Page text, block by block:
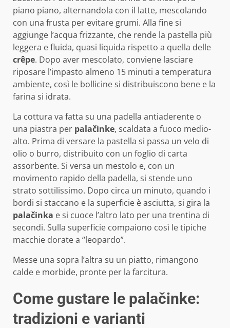
piano piano, alternandola con il latte, mescolando
con una frusta per evitare grumi. Alla fine si
aggiunge l’acqua frizzante, che rende la pastella più
leggera e fluida, quasi liquida rispetto a quella delle
crêpe. Dopo aver mescolato, conviene lasciare
riposare l’impasto almeno 15 minuti a temperatura
ambiente, così le bollicine si distribuiscono bene e la
farina si idrata.
La cottura va fatta su una padella antiaderente o
una piastra per palačinke, scaldata a fuoco medio-
alto. Prima di versare la pastella si passa un velo di
olio o burro, distribuito con un foglio di carta
assorbente. Si versa un mestolo e, con un
movimento rapido della padella, si stende uno
strato sottilissimo. Dopo circa un minuto, quando i
bordi si staccano e la superficie è asciutta, si gira la
palačinka e si cuoce l’altro lato per una trentina di
secondi. Sulla superficie compaiono così le tipiche
macchie dorate a “leopardo”.
Messe una sopra l’altra su un piatto, rimangono
calde e morbide, pronte per la farcitura.
Come gustare le palačinke:
tradizioni e varianti